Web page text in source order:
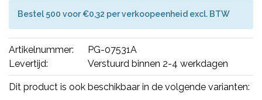
Bestel 500 voor €0,32 per verkoopeenheid excl. BTW
Artikelnummer:
PG-07531A
Levertijd:
Verstuurd binnen 2-4 werkdagen
Dit product is ook beschikbaar in de volgende varianten: